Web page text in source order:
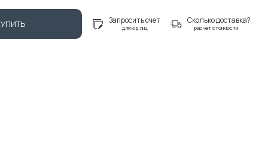
Запросить счет
для юр.лиц
Сколько доставка?
расчет стоимости